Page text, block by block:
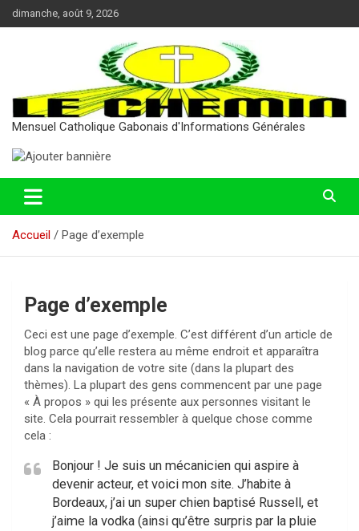
Aller
au
dimanche, août 9, 2026
Mensuel Catholique Gabonais d'Informations Générales
Accueil Page d’exemple
Page d’exemple
Ceci est une page d’exemple. C’est différent d’un article de
blog parce qu’elle restera au même endroit et apparaîtra
dans la navigation de votre site (dans la plupart des
thèmes). La plupart des gens commencent par une page
« À propos » qui les présente aux personnes visitant le
site. Cela pourrait ressembler à quelque chose comme
cela :
Bonjour ! Je suis un mécanicien qui aspire à
devenir acteur, et voici mon site. J’habite à
Bordeaux, j’ai un super chien baptisé Russell, et
j’aime la vodka (ainsi qu’être surpris par la pluie